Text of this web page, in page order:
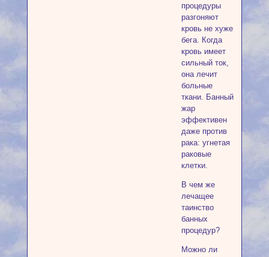
процедуры
разгоняют
кровь не хуже
бега. Когда
кровь имеет
сильный ток,
она лечит
больные
ткани. Банный
жар
эффективен
даже против
рака: угнетая
раковые
клетки.
В чем же
лечащее
таинство
банных
процедур?
Можно ли